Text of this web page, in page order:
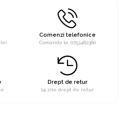
lei
Comenzi telefonice
Comanda la: 0753482360
Drept de retur
14 zile drept de retur